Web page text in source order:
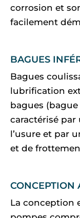
corrosion et
facilement
BAGUES
Bagues
lubrification
bagues
caractérisé par
l’usure et par
et de
CONCEPTION
La conception